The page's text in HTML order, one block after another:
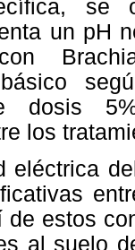
se
un pH
básico
dosis
los
eléctrica
de estos
al suelo